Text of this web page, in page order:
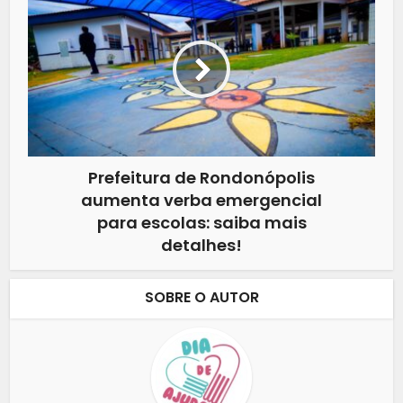
Prefeitura de Rondonópolis
aumenta verba emergencial
para escolas: saiba mais
detalhes!
SOBRE O AUTOR